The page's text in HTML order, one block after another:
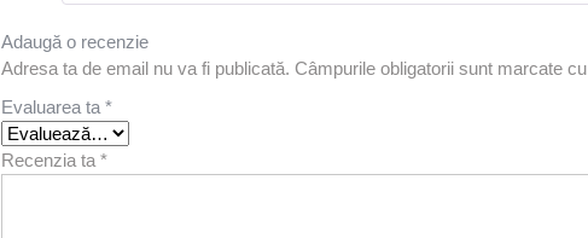
Adaugă o recenzie
Adresa ta de email nu va fi publicată. Câmpurile obligatorii sunt marcate cu
Evaluarea ta *
Recenzia ta *